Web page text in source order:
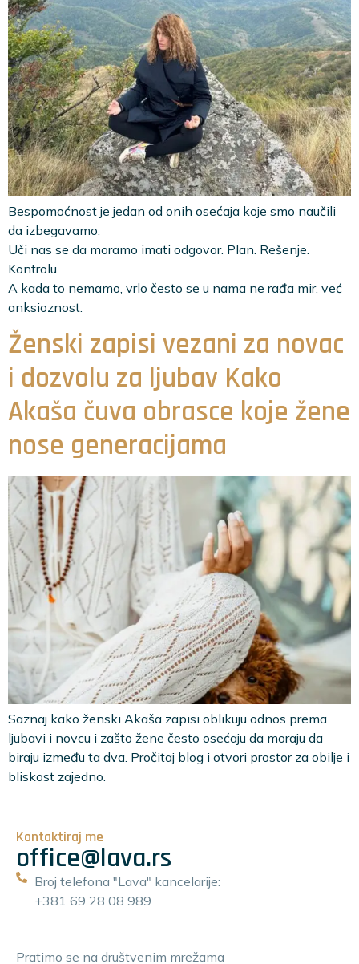
Bespomoćnost je jedan od onih osećaja koje smo naučili
da izbegavamo.
Uči nas se da moramo imati odgovor. Plan. Rešenje.
Kontrolu.
A kada to nemamo, vrlo često se u nama ne rađa mir, već
anksioznost.
Ženski zapisi vezani za novac
i dozvolu za ljubav Kako
Akaša čuva obrasce koje žene
nose generacijama
Saznaj kako ženski Akaša zapisi oblikuju odnos prema
ljubavi i novcu i zašto žene često osećaju da moraju da
biraju između ta dva. Pročitaj blog i otvori prostor za obilje i
bliskost zajedno.
Kontaktiraj me
office@lava.rs
Broj telefona "Lava" kancelarije:
+381 69 28 08 989
Pratimo se na društvenim mrežama